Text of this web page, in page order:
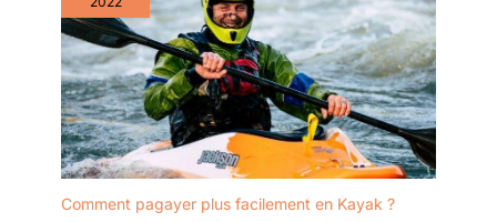
Comment pagayer plus facilement en Kayak ?